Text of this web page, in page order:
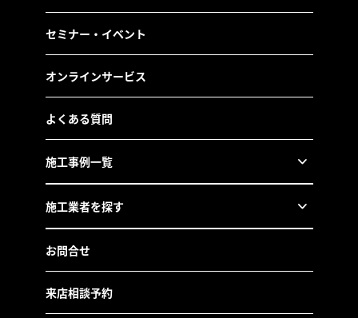
セミナー・イベント
オンラインサービス
よくある質問
施工事例一覧
施工業者を探す
お問合せ
来店相談予約